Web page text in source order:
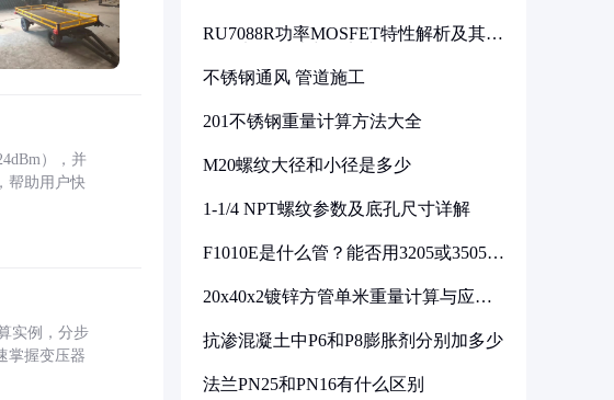
），并
帮助用户快
实例，分步
掌握变压器
RU7088R功率MOSFET特性解析及其在
不锈钢通风 管道施工
201不锈钢重量计算方法大全
M20螺纹大径和小径是多少
1-1/4 NPT螺纹参数及底孔尺寸详解
F1010E是什么管？能否用3205或3505代
20x40x2镀锌方管单米重量计算与应用
抗渗混凝土中P6和P8膨胀剂分别加多少
法兰PN25和PN16有什么区别